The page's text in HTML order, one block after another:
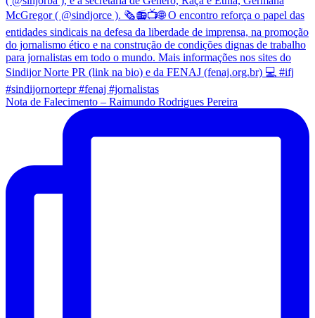
Nota de Falecimento – Raimundo Rodrigues Pereira